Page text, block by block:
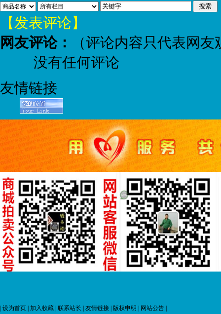
【发表评论】
网友评论：
（评论内容只代表网
没有任何评论
友情链接
| 设为首页 | 加入收藏 | 联系站长 | 友情链接 | 版权申明 | 网站公告 |